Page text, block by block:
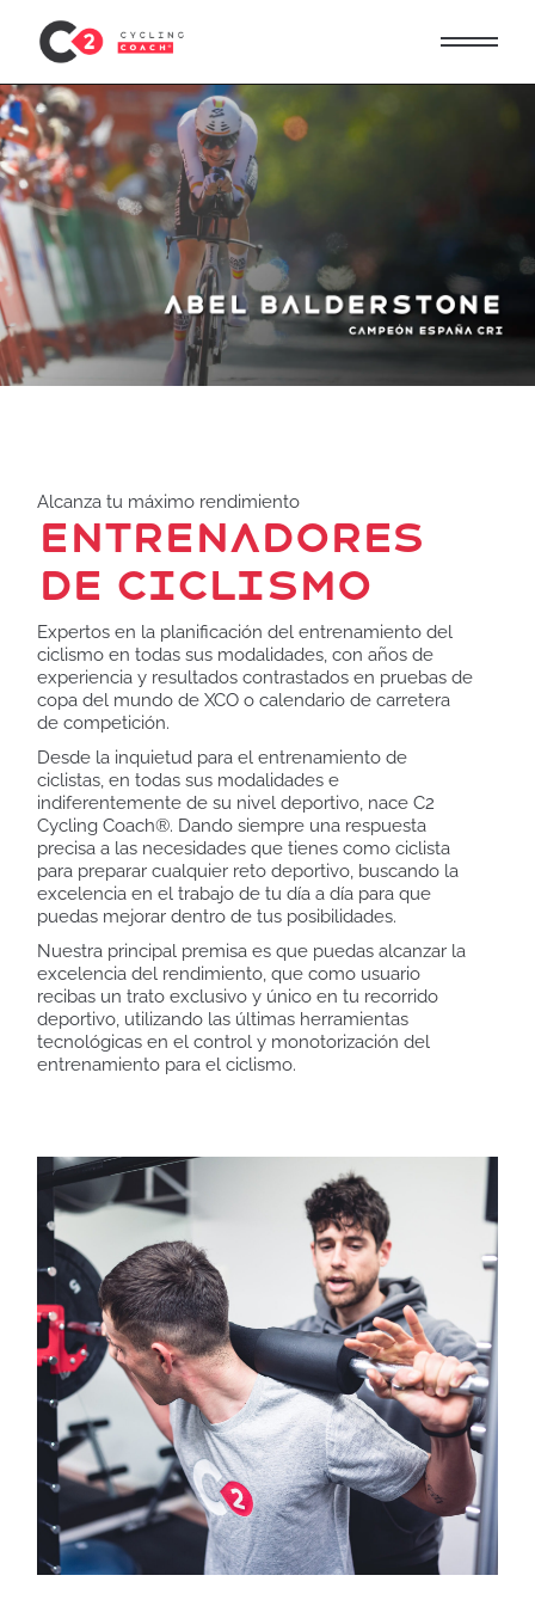
Alcanza tu máximo rendimiento
Entrenadores
de ciclismo
Expertos en la planificación del entrenamiento del
ciclismo en todas sus modalidades, con años de
experiencia y resultados contrastados en pruebas de
copa del mundo de XCO o calendario de carretera
de competición.
Desde la inquietud para el entrenamiento de
ciclistas, en todas sus modalidades e
indiferentemente de su nivel deportivo, nace C2
Cycling Coach®. Dando siempre una respuesta
precisa a las necesidades que tienes como ciclista
para preparar cualquier reto deportivo, buscando la
excelencia en el trabajo de tu día a día para que
puedas mejorar dentro de tus posibilidades.
Nuestra principal premisa es que puedas alcanzar la
excelencia del rendimiento, que como usuario
recibas un trato exclusivo y único en tu recorrido
deportivo, utilizando las últimas herramientas
tecnológicas en el control y monotorización del
entrenamiento para el ciclismo.